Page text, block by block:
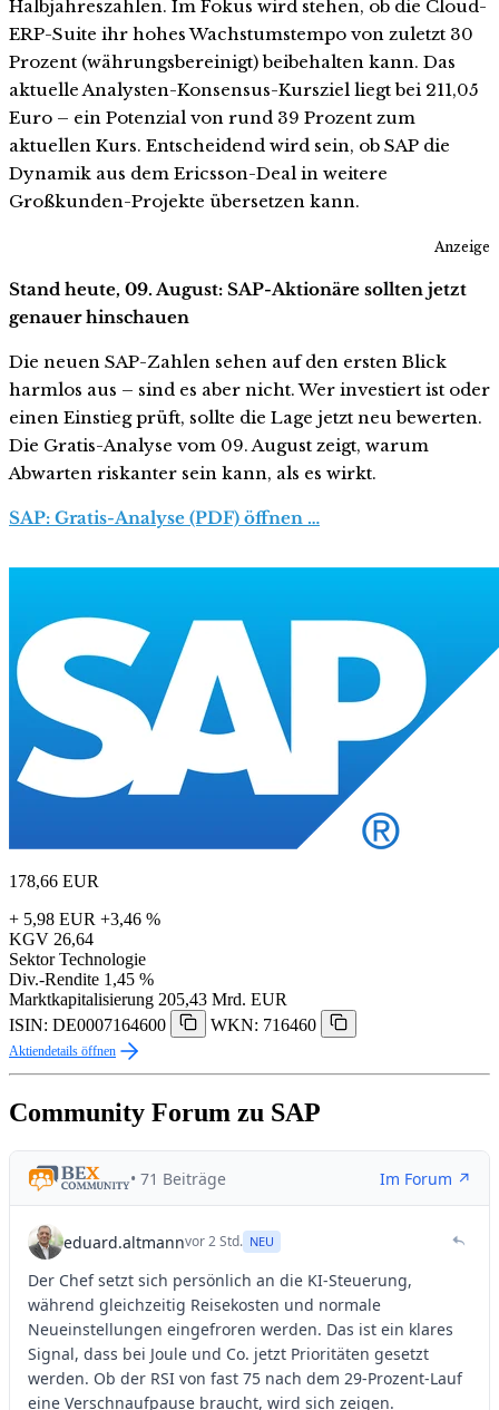
Halbjahreszahlen. Im Fokus wird stehen, ob die Cloud-
ERP-Suite ihr hohes Wachstumstempo von zuletzt 30
Prozent (währungsbereinigt) beibehalten kann. Das
aktuelle Analysten-Konsensus-Kursziel liegt bei 211,05
Euro – ein Potenzial von rund 39 Prozent zum
aktuellen Kurs. Entscheidend wird sein, ob SAP die
Dynamik aus dem Ericsson-Deal in weitere
Großkunden-Projekte übersetzen kann.
Anzeige
Stand heute, 09. August: SAP-Aktionäre sollten jetzt
genauer hinschauen
Die neuen SAP-Zahlen sehen auf den ersten Blick
harmlos aus – sind es aber nicht. Wer investiert ist oder
einen Einstieg prüft, sollte die Lage jetzt neu bewerten.
Die Gratis-Analyse vom 09. August zeigt, warum
Abwarten riskanter sein kann, als es wirkt.
SAP: Gratis-Analyse (PDF) öffnen …
178,66 EUR
+ 5,98 EUR +3,46 %
KGV 26,64
Sektor Technologie
Div.-Rendite 1,45 %
Marktkapitalisierung 205,43 Mrd. EUR
ISIN: DE0007164600
WKN: 716460
Aktiendetails öffnen
Community Forum zu SAP